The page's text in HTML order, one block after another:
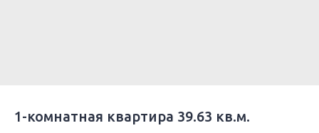
1-комнатная квартира 39.63 кв.м.